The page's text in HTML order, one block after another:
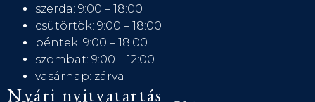
szerda: 9:00 – 18:00
csütörtök: 9:00 – 18:00
péntek: 9:00 – 18:00
szombat: 9:00 – 12:00
vasárnap: zárva
Nyári nyitvatartás